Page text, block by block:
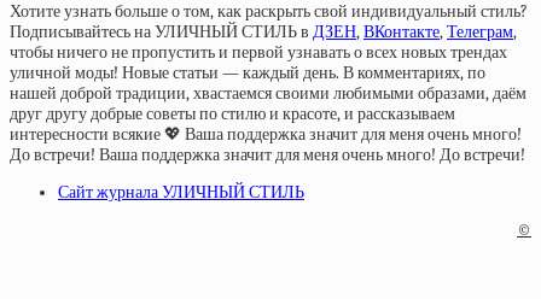
Хотите узнать больше о том, как раскрыть свой индивидуальный стиль?
Подписывайтесь на УЛИЧНЫЙ СТИЛЬ в ДЗЕН,ВКонтакте,Телеграм,
чтобы ничего не пропустить и первой узнавать о всех новых трендах
уличной моды! Новые статьи — каждый день. В комментариях, по
нашей доброй традиции, хвастаемся своими любимыми образами, даём
друг другу добрые советы по стилю и красоте, и рассказываем
интересности всякие 💖 Ваша поддержка значит для меня очень много!
До встречи! Ваша поддержка значит для меня очень много! До встречи!
Сайт журнала УЛИЧНЫЙ СТИЛЬ
©